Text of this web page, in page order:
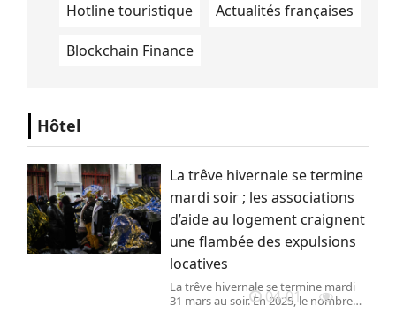
Hotline touristique Actualités françaises
Blockchain Finance
Hôtel
La trêve hivernale se termine
mardi soir ; les associations
d’aide au logement craignent
une flambée des expulsions
locatives
La trêve hivernale se termine mardi
31 mars au soir. En 2025, le nombre
04-01